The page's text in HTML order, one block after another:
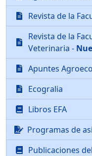
Revista de la
Revista de la
Veterinaria -
Apuntes
Ecogralia
Libros EFA
Programas de
Publicaciones